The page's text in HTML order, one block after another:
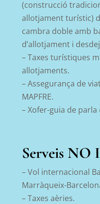
(construcció
allotjament turístic)
cambra doble amb
d’allotjament i
– Taxes turístiques
allotjaments.
– Assegurança de
MAPFRE.
– Xofer-guia de parla
Serveis NO
– Vol internacional
Marràqueix-
– Taxes aèries.